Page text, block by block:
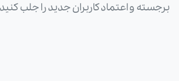
برجسته و اعتماد کاربران جدید را جلب